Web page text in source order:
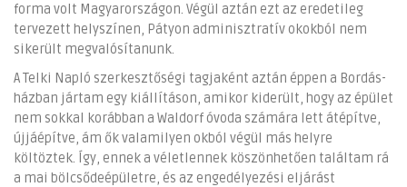
forma volt Magyarországon. Végül aztán ezt az eredetileg
tervezett helyszínen, Pátyon adminisztratív okokból nem
sikerült megvalósítanunk.
A Telki Napló szerkesztőségi tagjaként aztán éppen a Bordás-
házban jártam egy kiállításon, amikor kiderült, hogy az épület
nem sokkal korábban a Waldorf óvoda számára lett átépítve,
újjáépítve, ám ők valamilyen okból végül más helyre
költöztek. Így, ennek a véletlennek köszönhetően találtam rá
a mai bölcsődeépületre, és az engedélyezési eljárást